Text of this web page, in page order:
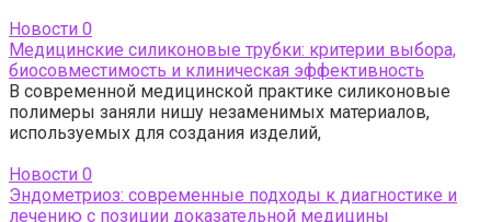
Новости 0
Медицинские силиконовые трубки: критерии выбора,
биосовместимость и клиническая эффективность
В современной медицинской практике силиконовые
полимеры заняли нишу незаменимых материалов,
используемых для создания изделий,
Новости 0
Эндометриоз: современные подходы к диагностике и
лечению с позиции доказательной медицины